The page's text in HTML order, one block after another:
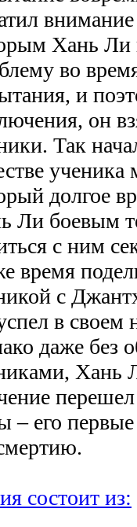
Хань Ли
во
и
он
Так
долгое
Ли боевым
с ним
время
с
в своем
даже без
Хань
– его
состоит из: